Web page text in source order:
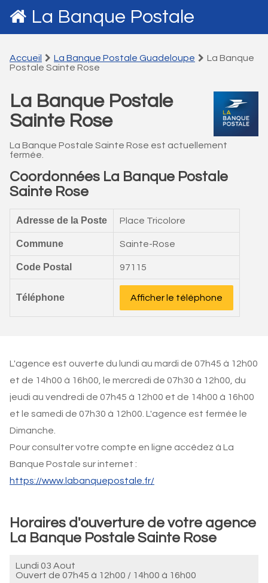
La Banque Postale
Accueil La Banque Postale Guadeloupe
La Banque
Postale Sainte Rose
La Banque Postale
Sainte Rose
La Banque Postale Sainte Rose est actuellement
fermée.
Coordonnées La Banque Postale
Sainte Rose
Adresse de la Poste Place Tricolore
Commune Sainte-Rose
Code Postal 97115
Téléphone Afficher le téléphone
L'agence est ouverte du lundi au mardi de 07h45 à 12h00
et de 14h00 à 16h00, le mercredi de 07h30 à 12h00, du
jeudi au vendredi de 07h45 à 12h00 et de 14h00 à 16h00
et le samedi de 07h30 à 12h00. L'agence est fermée le
Dimanche.
Pour consulter votre compte en ligne accédez à La
Banque Postale sur internet :
https://www.labanquepostale.fr/
Horaires d'ouverture de votre agence
La Banque Postale Sainte Rose
Lundi 03 Aout
Ouvert de 07h45 à 12h00 / 14h00 à 16h00